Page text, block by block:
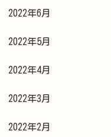
2022年6月
2022年5月
2022年4月
2022年3月
2022年2月